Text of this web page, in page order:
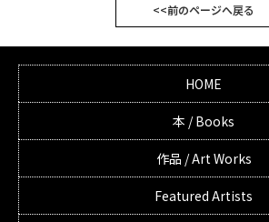
<<前のページへ戻る
HOME
本 / Books
作品 / Art Works
Featured Artists